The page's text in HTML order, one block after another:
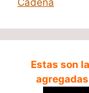
Cadena
Estas son